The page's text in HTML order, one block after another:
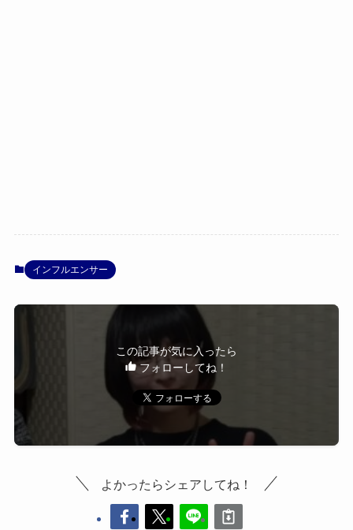
インフルエンサー
この記事が気に入ったら
フォローしてね！
よかったらシェアしてね！